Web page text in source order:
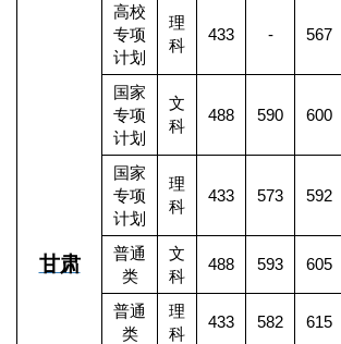
甘肃
高校
专项
计划
理
科
433 - 567
国家
专项
计划
文
科
488 590 600
国家
专项
计划
理
科
433 573 592
普通
类
文
科
488 593 605
普通
类
理
科
433 582 615